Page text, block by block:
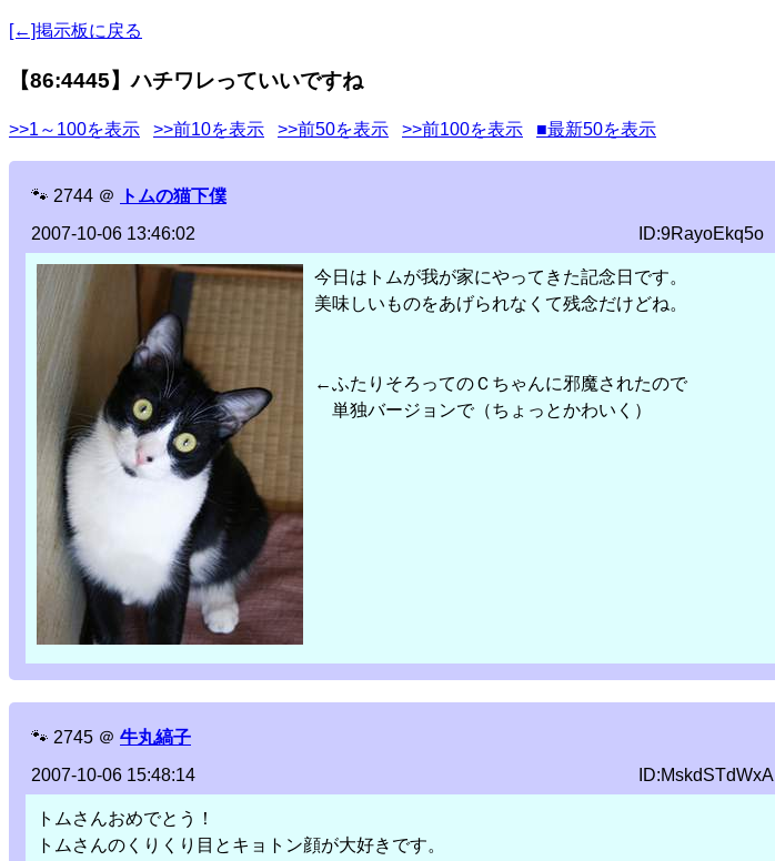
[←]掲示板に戻る
【86:4445】ハチワレっていいですね
>>1～100を表示 >>前10を表示 >>前50を表示 >>前100を表示 ■最新50を表示
🐾 2744 ＠
トムの猫下僕
2007-10-06 13:46:02
ID:9RayoEkq5o
今日はトムが我が家にやってきた記念日です。
美味しいものをあげられなくて残念だけどね。
←ふたりそろってのＣちゃんに邪魔されたので
単独バージョンで（ちょっとかわいく）
🐾 2745 ＠ 牛丸縞子
2007-10-06 15:48:14
ID:MskdSTdWxA
トムさんおめでとう！
トムさんのくりくり目とキョトン顔が大好きです。